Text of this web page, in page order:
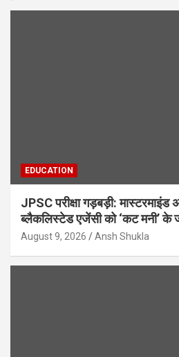
EDUCATION
JPSC परीक्षा गड़बड़ी: मास्टरमाइंड
ब्लैकलिस्टेड एजेंसी को ‘कट मनी’ के
August 9, 2026 Ansh Shukla